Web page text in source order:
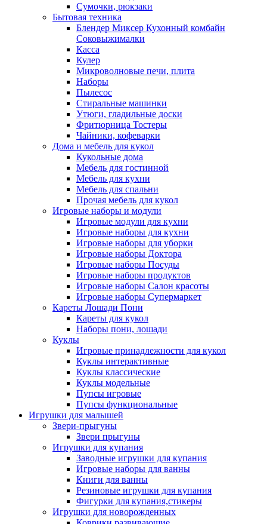
Сумочки, рюкзаки
Бытовая техника
Блендер Миксер Кухонный комбайн
Соковыжималки
Касса
Кулер
Микроволновые печи, плита
Наборы
Пылесос
Стиральные машинки
Утюги, гладильные доски
Фритюрница Тостеры
Чайники, кофеварки
Дома и мебель для кукол
Кукольные дома
Мебель для гостинной
Мебель для кухни
Мебель для спальни
Прочая мебель для кукол
Игровые наборы и модули
Игровые модули для кухни
Игровые наборы для кухни
Игровые наборы для уборки
Игровые наборы Доктора
Игровые наборы Посуды
Игровые наборы продуктов
Игровые наборы Салон красоты
Игровые наборы Супермаркет
Кареты Лошади Пони
Кареты для кукол
Наборы пони, лошади
Куклы
Игровые принадлежности для кукол
Куклы интерактивные
Куклы классические
Куклы модельные
Пупсы игровые
Пупсы функциональные
Игрушки для малышей
Звери-прыгуны
Звери прыгуны
Игрушки для купания
Заводные игрушки для купания
Игровые наборы для ванны
Книги для ванны
Резиновые игрушки для купания
Фигурки для купания,стикеры
Игрушки для новорожденных